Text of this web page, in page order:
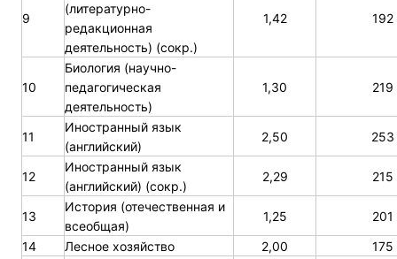
9
(литературно-
редакционная
деятельность) (сокр.)
1,42 192
10
Биология (научно-
педагогическая
деятельность)
1,30 219
11
Иностранный язык
(английский)
2,50 253
12
Иностранный язык
(английский) (сокр.)
2,29 215
13
История (отечественная и
всеобщая)
1,25
201
14
Лесное хозяйство 2,00 175